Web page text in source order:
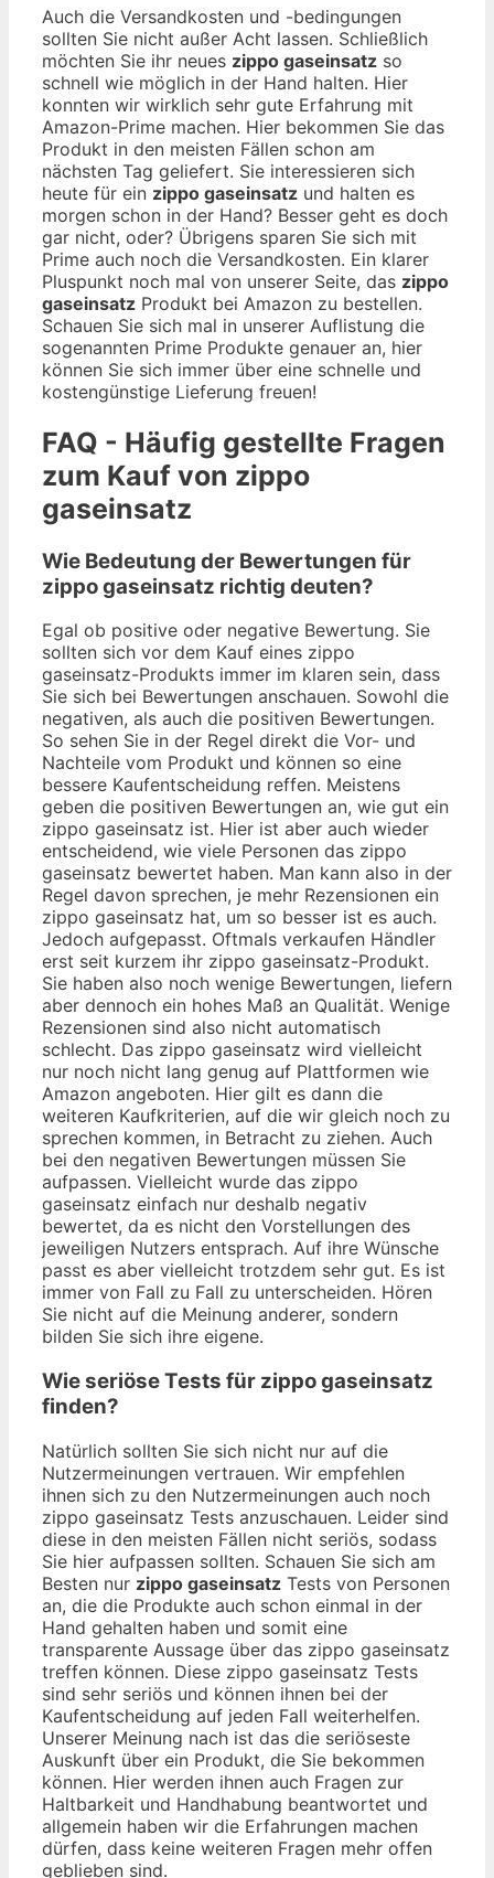
Auch die Versandkosten und -bedingungen
sollten Sie nicht außer Acht lassen. Schließlich
möchten Sie ihr neues zippo gaseinsatz so
schnell wie möglich in der Hand halten. Hier
konnten wir wirklich sehr gute Erfahrung mit
Amazon-Prime machen. Hier bekommen Sie das
Produkt in den meisten Fällen schon am
nächsten Tag geliefert. Sie interessieren sich
heute für ein zippo gaseinsatz und halten es
morgen schon in der Hand? Besser geht es doch
gar nicht, oder? Übrigens sparen Sie sich mit
Prime auch noch die Versandkosten. Ein klarer
Pluspunkt noch mal von unserer Seite, das zippo
gaseinsatz Produkt bei Amazon zu bestellen.
Schauen Sie sich mal in unserer Auflistung die
sogenannten Prime Produkte genauer an, hier
können Sie sich immer über eine schnelle und
kostengünstige Lieferung freuen!
FAQ - Häufig gestellte Fragen
zum Kauf von zippo
gaseinsatz
Wie Bedeutung der Bewertungen für
zippo gaseinsatz richtig deuten?
Egal ob positive oder negative Bewertung. Sie
sollten sich vor dem Kauf eines zippo
gaseinsatz-Produkts immer im klaren sein, dass
Sie sich bei Bewertungen anschauen. Sowohl die
negativen, als auch die positiven Bewertungen.
So sehen Sie in der Regel direkt die Vor- und
Nachteile vom Produkt und können so eine
bessere Kaufentscheidung reffen. Meistens
geben die positiven Bewertungen an, wie gut ein
zippo gaseinsatz ist. Hier ist aber auch wieder
entscheidend, wie viele Personen das zippo
gaseinsatz bewertet haben. Man kann also in der
Regel davon sprechen, je mehr Rezensionen ein
zippo gaseinsatz hat, um so besser ist es auch.
Jedoch aufgepasst. Oftmals verkaufen Händler
erst seit kurzem ihr zippo gaseinsatz-Produkt.
Sie haben also noch wenige Bewertungen, liefern
aber dennoch ein hohes Maß an Qualität. Wenige
Rezensionen sind also nicht automatisch
schlecht. Das zippo gaseinsatz wird vielleicht
nur noch nicht lang genug auf Plattformen wie
Amazon angeboten. Hier gilt es dann die
weiteren Kaufkriterien, auf die wir gleich noch zu
sprechen kommen, in Betracht zu ziehen. Auch
bei den negativen Bewertungen müssen Sie
aufpassen. Vielleicht wurde das zippo
gaseinsatz einfach nur deshalb negativ
bewertet, da es nicht den Vorstellungen des
jeweiligen Nutzers entsprach. Auf ihre Wünsche
passt es aber vielleicht trotzdem sehr gut. Es ist
immer von Fall zu Fall zu unterscheiden. Hören
Sie nicht auf die Meinung anderer, sondern
bilden Sie sich ihre eigene.
Wie seriöse Tests für zippo gaseinsatz
finden?
Natürlich sollten Sie sich nicht nur auf die
Nutzermeinungen vertrauen. Wir empfehlen
ihnen sich zu den Nutzermeinungen auch noch
zippo gaseinsatz Tests anzuschauen. Leider sind
diese in den meisten Fällen nicht seriös, sodass
Sie hier aufpassen sollten. Schauen Sie sich am
Besten nur zippo gaseinsatz Tests von Personen
an, die die Produkte auch schon einmal in der
Hand gehalten haben und somit eine
transparente Aussage über das zippo gaseinsatz
treffen können. Diese zippo gaseinsatz Tests
sind sehr seriös und können ihnen bei der
Kaufentscheidung auf jeden Fall weiterhelfen.
Unserer Meinung nach ist das die seriöseste
Auskunft über ein Produkt, die Sie bekommen
können. Hier werden ihnen auch Fragen zur
Haltbarkeit und Handhabung beantwortet und
allgemein haben wir die Erfahrungen machen
dürfen, dass keine weiteren Fragen mehr offen
geblieben sind.